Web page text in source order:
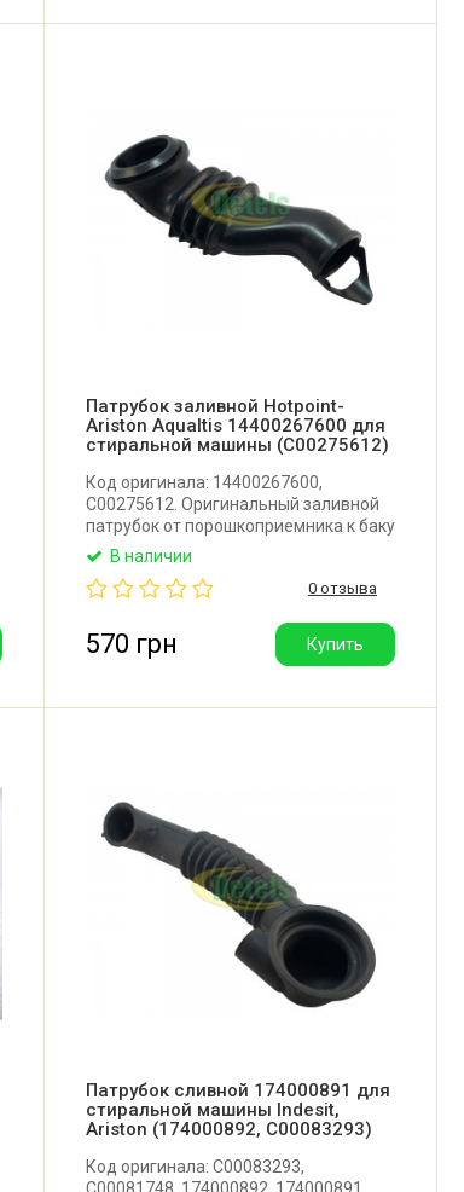
Патрубок заливной Hotpoint-
Ariston Aqualtis 14400267600 для
стиральной машины (C00275612)
Код оригинала: 14400267600,
C00275612. Оригинальный заливной
патрубок от порошкоприемника к баку
для стиральной машины Hotpoint-
Ariston Aqualtis. Производитель:
Италия.
В наличии
0 отзыва
570 грн Купить
Патрубок сливной 174000891 для
стиральной машины Indesit,
Ariston (174000892, C00083293)
Код оригинала: C00083293,
C00081748, 174000892, 174000891.